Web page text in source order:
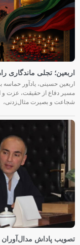
اربعین؛ تجلی ماندگاری
اربعین حسینی، یادآور حماسه
مسیر دفاع از حقیقت، عزت
شجاعت و بصیرت مثال‌زدنی،
تصویب پاداش